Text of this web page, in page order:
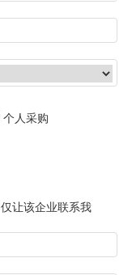
个人采购
仅让该企业联系我